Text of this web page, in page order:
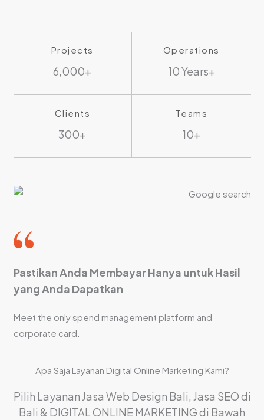
Projects
6,000+
Operations
10 Years+
Clients
300+
Teams
10+
Pastikan Anda Membayar Hanya untuk Hasil
yang Anda Dapatkan
Meet the only spend management platform and
corporate card.
Apa Saja Layanan Digital Online Marketing Kami?
Pilih Layanan Jasa Web Design Bali, Jasa SEO di
Bali & DIGITAL ONLINE MARKETING di Bawah